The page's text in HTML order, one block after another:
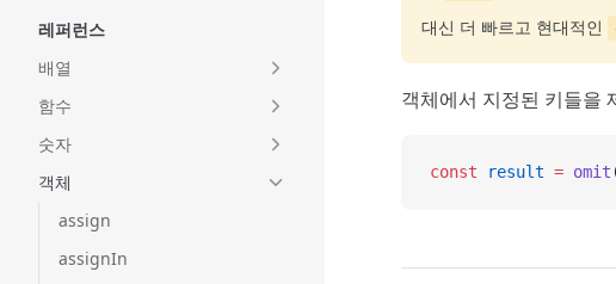
레퍼런스
배열
함수
숫자
객체
assign
assignIn
대신 더 빠르고 현대적인
객체에서 지정된 키들을
const result = omit